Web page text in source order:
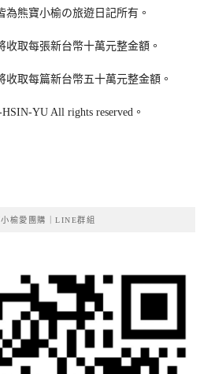
熊寶小榆の旅遊日記所有。
取每張新台幣十萬元整金額。
取每篇新台幣五十萬元整金額。
YU All rights reserved。
榆愛團購｜LINE群組